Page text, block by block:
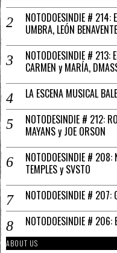
NOTODOESINDIE # 214:
UMBRA, LEÓN
NOTODOESINDIE # 213:
CARMEN y MARÍA,
LA ESCENA MUSICAL
NOTODESINDIE # 212:
MAYANS y JOE ORSON
NOTODOESINDIE # 208:
TEMPLES y SVSTO
NOTODOESINDIE # 207:
NOTODOESINDIE # 206:
ABOUT US